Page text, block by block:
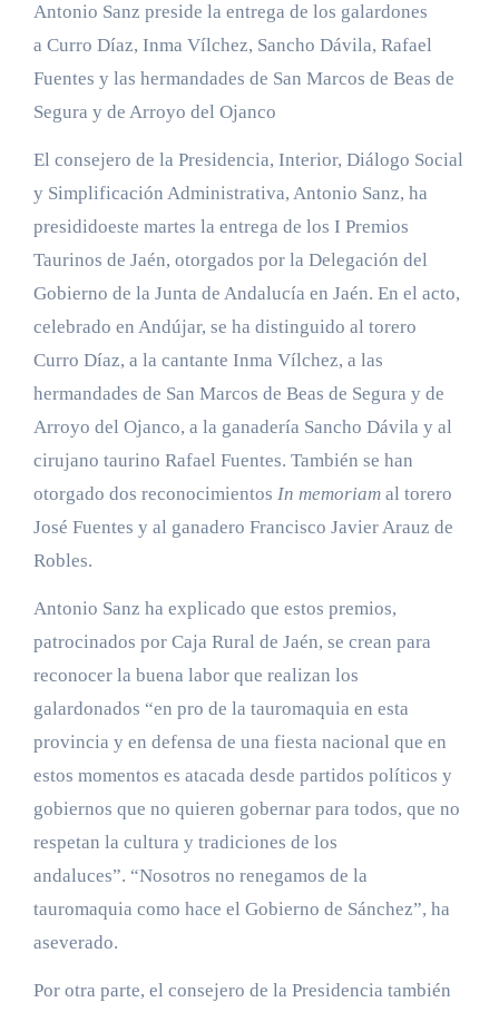
Antonio Sanz preside la entrega de los galardones
a Curro Díaz, Inma Vílchez, Sancho Dávila, Rafael
Fuentes y las hermandades de San Marcos de Beas de
Segura y de Arroyo del Ojanco
El consejero de la Presidencia, Interior, Diálogo Social
y Simplificación Administrativa, Antonio Sanz, ha
presididoeste martes la entrega de los I Premios
Taurinos de Jaén, otorgados por la Delegación del
Gobierno de la Junta de Andalucía en Jaén. En el acto,
celebrado en Andújar, se ha distinguido al torero
Curro Díaz, a la cantante Inma Vílchez, a las
hermandades de San Marcos de Beas de Segura y de
Arroyo del Ojanco, a la ganadería Sancho Dávila y al
cirujano taurino Rafael Fuentes. También se han
otorgado dos reconocimientos In memoriamal torero
José Fuentes y al ganadero Francisco Javier Arauz de
Robles.
Antonio Sanz ha explicado que estos premios,
patrocinados por Caja Rural de Jaén, se crean para
reconocer la buena labor que realizan los
galardonados “en pro de la tauromaquia en esta
provincia y en defensa de una fiesta nacional que en
estos momentos es atacada desde partidos políticos y
gobiernos que no quieren gobernar para todos, que no
respetan la cultura y tradiciones de los
andaluces”. “Nosotros no renegamos de la
tauromaquia como hace el Gobierno de Sánchez”, ha
aseverado.
Por otra parte, el consejero de la Presidencia también